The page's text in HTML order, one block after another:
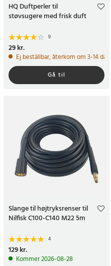
HQ Duftperler til
støvsugere med frisk duft
9
Pris:29 kr.
29 kr.
Ej beställbar, återkom om 3-14 dagar
Gå til
Slange til højtryksrenser til
Nilfisk C100-C140 M22 5m
4
Pris:129 kr.
129 kr.
Kommer 2026-08-28